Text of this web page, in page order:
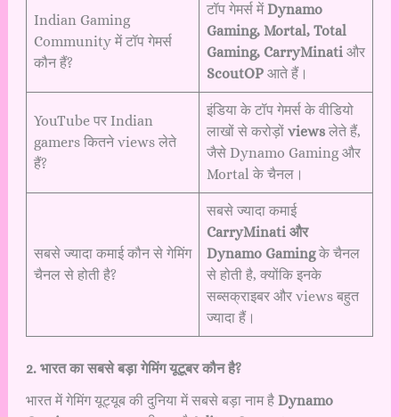
Indian Gaming
Community में टॉप गेमर्स
कौन हैं?
टॉप गेमर्स मेंDynamo
Gaming, Mortal, Total
Gaming, CarryMinatiऔर
ScoutOPआते हैं।
YouTube पर Indian
gamers कितने views लेते
हैं?
इंडिया के टॉप गेमर्स के वीडियो
लाखों से करोड़ों viewsलेते हैं,
जैसे Dynamo Gaming और
Mortal के चैनल।
सबसे ज्यादा कमाई कौन से गेमिंग
चैनल से होती है?
सबसे ज्यादा कमाई
CarryMinati और
Dynamo Gamingके चैनल
से होती है, क्योंकि इनके
सब्सक्राइबर और views बहुत
ज्यादा हैं।
2. भारत का सबसे बड़ा गेमिंग यूटूबर कौन है?
भारत में गेमिंग यूट्यूब की दुनिया में सबसे बड़ा नाम है Dynamo